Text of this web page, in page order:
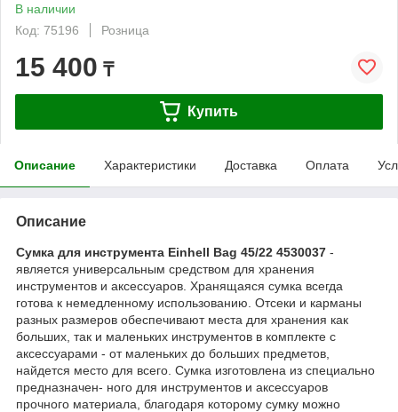
В наличии
Код: 75196
Розница
15 400 ₸
Купить
Описание Характеристики Доставка Оплата
Описание
Сумка для инструмента Einhell Bag 45/22 4530037 -
является универсальным средством для хранения
инструментов и аксессуаров. Хранящаяся сумка всегда
готова к немедленному использованию. Отсеки и карманы
разных размеров обеспечивают места для хранения как
больших, так и маленьких инструментов в комплекте с
аксессуарами - от маленьких до больших предметов,
найдется место для всего. Сумка изготовлена из специально
предназначен- ного для инструментов и аксессуаров
прочного материала, благодаря которому сумку можно